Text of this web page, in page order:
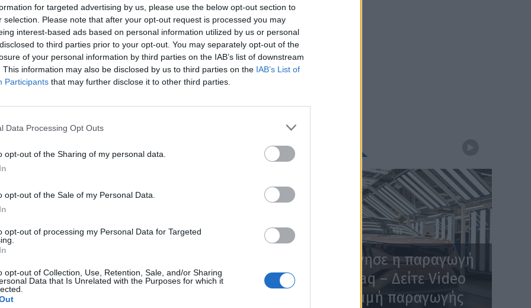
for targeted advertising by us, please use the below opt-out section to
selection. Please note that after your opt-out request is processed you may
interest-based ads based on personal information utilized by us or personal
to third parties prior to your opt-out. You may separately opt-out of the
of your personal information by third parties on the IAB’s list of downstream
This information may also be disclosed by us to third parties on the IAB’s List of
Participants that may further disclose it to other third parties.
Data Processing Opt Outs
opt-out of the Sharing of my personal data.
opt-out of the Sale of my Personal Data.
opt-out of processing my Personal Data for Targeted
opt-out of Collection, Use, Retention, Sale, and/or Sharing
Data that Is Unrelated with the Purposes for which it
ΚΟΣΜΟΣ
προετοιμάζει έκδοση CS για την M4
14.9.2023
WEBTV
Skoda: Ξεκίνησε η παραγωγή
του νέου Peaq – Δείτε Video
από τη γραμμή παραγωγής